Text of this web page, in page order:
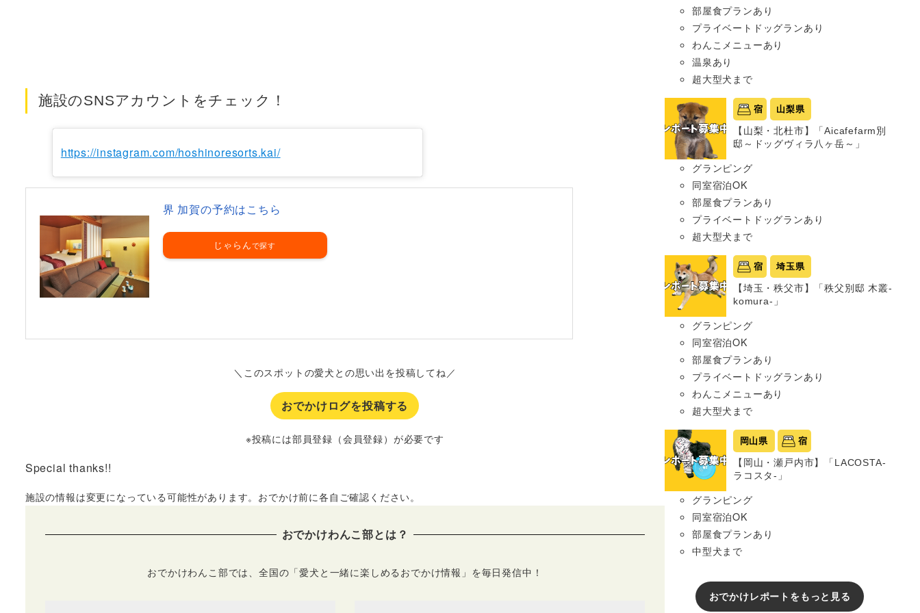
施設のSNSアカウントをチェック！
https://instagram.com/hoshinoresorts.kai/
界 加賀の予約はこちら
じゃらん
＼このスポットの愛犬との思い出を投稿してね／
おでかけログを投稿する
※投稿には部員登録（会員登録）が必要です
Special thanks!!
施設の情報は変更になっている可能性があります。 おでかけ前に各自ご確認ください。
おでかけわんこ部とは？
おでかけわんこ部では、全国の「愛犬と一緒に楽しめるおでかけ情報」を毎日発信中！
部屋食プランあり
プライベートドッグランあり
わんこメニューあり
温泉あり
超大型犬まで
宿 山梨県
【山梨・北杜市】「Aicafefarm別
邸～ドッグヴィラ八ヶ岳～」
グランピング
同室宿泊OK
部屋食プランあり
プライベートドッグランあり
超大型犬まで
宿 埼玉県
【埼玉・秩父市】「秩父別邸 木叢-
komura-」
グランピング
同室宿泊OK
部屋食プランあり
プライベートドッグランあり
わんこメニューあり
超大型犬まで
岡山県 宿
【岡山・瀬戸内市】「LACOSTA-
ラコスタ-」
グランピング
同室宿泊OK
部屋食プランあり
中型犬まで
おでかけレポートをもっと見る